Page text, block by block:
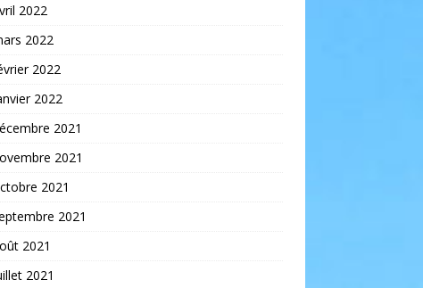
2022
2022
2022
2022
2021
2021
2021
2021
2021
2021